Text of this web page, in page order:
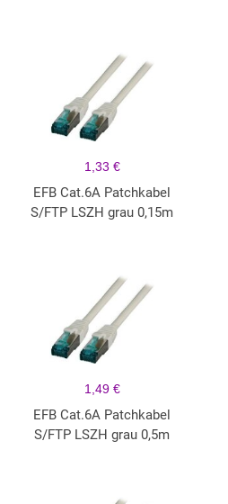
1,33 €
EFB Cat.6A Patchkabel
S/FTP LSZH grau 0,15m
1,49 €
EFB Cat.6A Patchkabel
S/FTP LSZH grau 0,5m